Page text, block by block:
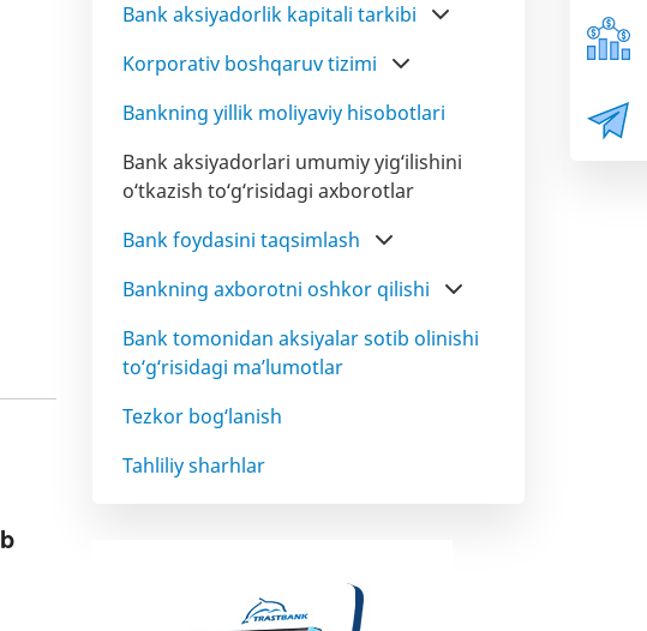
Bank aksiyadorlik kapitali tarkibi
Korporativ boshqaruv tizimi
Bankning yillik moliyaviy hisobotlari
Bank aksiyadorlari umumiy yig‘ilishini
o‘tkazish to‘g‘risidagi axborotlar
Bank foydasini taqsimlash
Bankning axborotni oshkor qilishi
Bank tomonidan aksiyalar sotib olinishi
to‘g‘risidagi ma’lumotlar
Tezkor bog‘lanish
Tahliliy sharhlar